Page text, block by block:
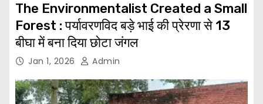
The Environmentalist Created a Small
Forest : पर्यावरणविद बड़े भाई की प्रेरणा से 13
बीघा में बना दिया छोटा जंगल
Jan 1, 2026 Admin